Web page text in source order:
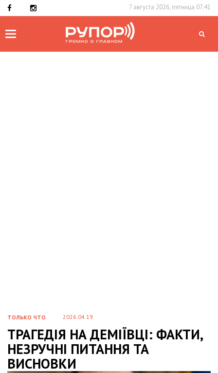
7 августа 2026, пятница 07:41
Toggle
ТОЛЬКО ЧТО 2026.04.19
ТРАГЕДІЯ НА ДЕМІЇВЦІ: ФАКТИ,
НЕЗРУЧНІ ПИТАННЯ ТА
ВИСНОВКИ